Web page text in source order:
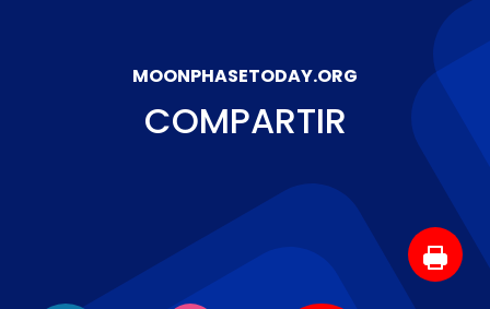
MOONPHASETODAY.ORG
COMPARTIR